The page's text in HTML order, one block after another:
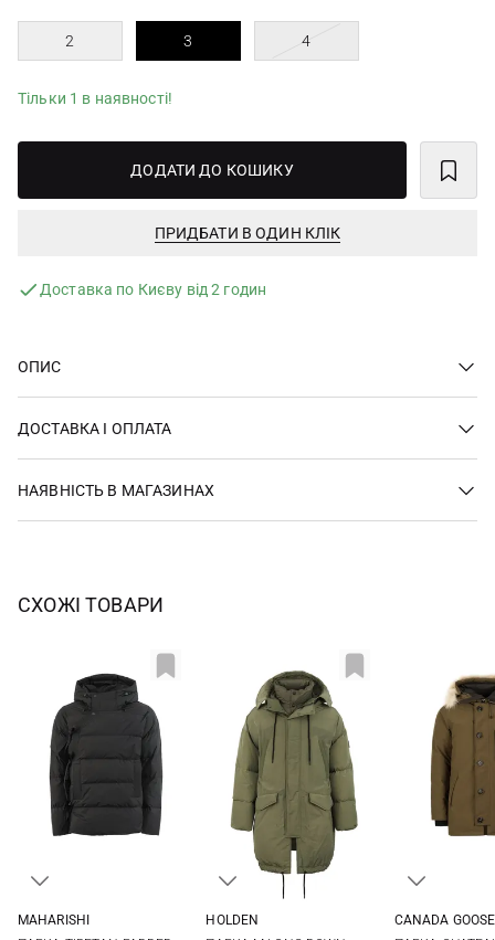
2 3 4
Тільки 1 в наявності!
ДОДАТИ ДО КОШИКУ
ПРИДБАТИ В ОДИН КЛІК
Доставка по Києву від 2 годин
ОПИС
ДОСТАВКА І ОПЛАТА
НАЯВНІСТЬ В МАГАЗИНАХ
СХОЖІ ТОВАРИ
MAHARISHI
HOLDEN
CANADA GOOSE